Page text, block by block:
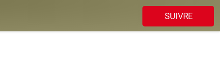
SUIVRE